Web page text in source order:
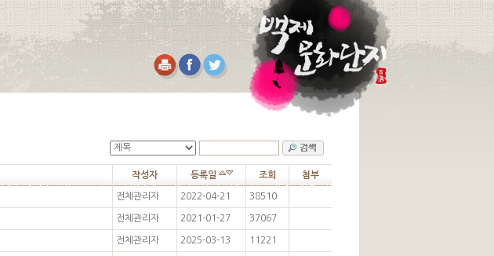
작성자 등록일 조회 첨부
전체관리자 2022-04-21 38510
전체관리자 2021-01-27 37067
전체관리자 2025-03-13 11221